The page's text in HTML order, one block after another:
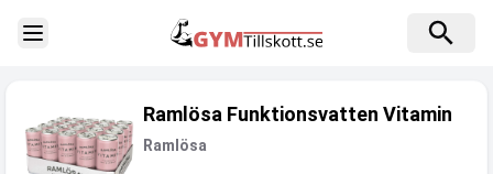
Toggle Sidebar
Ramlösa Funktionsvatten Vitamin
Ramlösa